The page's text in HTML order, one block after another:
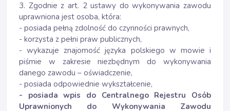
3. Zgodnie z art. 2 ustawy do wykonywania zawodu
uprawniona jest osoba, która:
- posiada pełną zdolność do czynności prawnych,
- korzysta z pełni praw publicznych,
- wykazuje znajomość języka polskiego w mowie i
piśmie w zakresie niezbędnym do wykonywania
danego zawodu – oświadczenie,
- posiada odpowiednie wykształcenie,
- posiada wpis do Centralnego Rejestru Osób
Uprawnionych do Wykonywania Zawodu